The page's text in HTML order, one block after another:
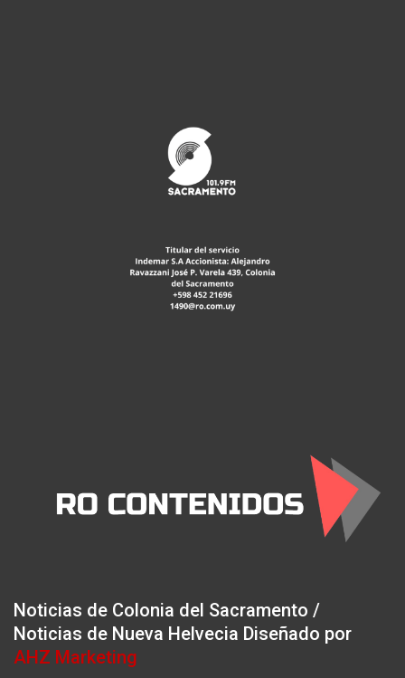
Noticias de Colonia del Sacramento /
Noticias de Nueva Helvecia Diseñado por
AHZ Marketing